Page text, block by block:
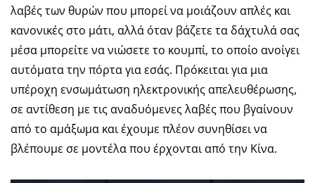
λαβές των θυρών που μπορεί να μοιάζουν απλές και
κανονικές στο μάτι, αλλά όταν βάζετε τα δάχτυλά σας
μέσα μπορείτε να νιώσετε το κουμπί, το οποίο ανοίγει
αυτόματα την πόρτα για εσάς. Πρόκειται για μια
υπέροχη ενσωμάτωση ηλεκτρονικής απελευθέρωσης,
σε αντίθεση με τις αναδυόμενες λαβές που βγαίνουν
από το αμάξωμα και έχουμε πλέον συνηθίσει να
βλέπουμε σε μοντέλα που έρχονται από την Κίνα.